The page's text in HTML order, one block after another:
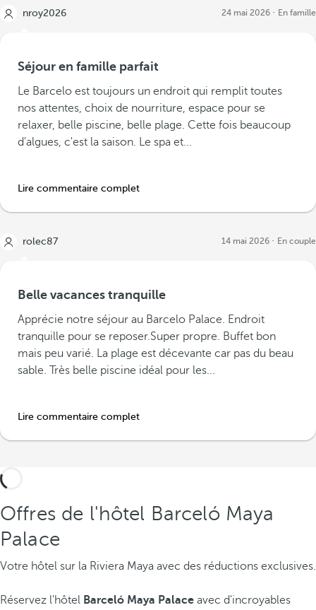
nroy2026 24 mai 2026 En famille
Séjour en famille parfait
Le Barcelo est toujours un endroit qui remplit toutes
nos attentes, choix de nourriture, espace pour se
relaxer, belle piscine, belle plage. Cette fois beaucoup
d'algues, c'est la saison. Le spa et...
Lire commentaire complet
rolec87 14 mai 2026 En couple
Belle vacances tranquille
Apprécie notre séjour au Barcelo Palace. Endroit
tranquille pour se reposer.Super propre. Buffet bon
mais peu varié. La plage est décevante car pas du beau
sable. Très belle piscine idéal pour les...
Lire commentaire complet
Offres de l'hôtel Barceló Maya
Palace
Votre hôtel sur la Riviera Maya avec des réductions exclusives.
Réservez l'hôtel Barceló Maya Palace avec d'incroyables